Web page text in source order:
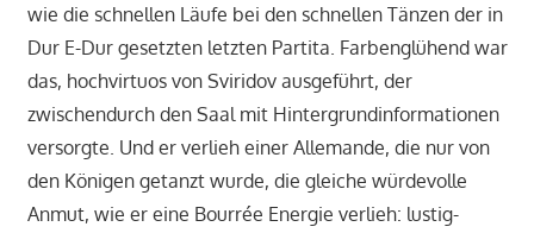
wie die schnellen Läufe bei den schnellen Tänzen der in
Dur E-Dur gesetzten letzten Partita. Farbenglühend war
das, hochvirtuos von Sviridov ausgeführt, der
zwischendurch den Saal mit Hintergrundinformationen
versorgte. Und er verlieh einer Allemande, die nur von
den Königen getanzt wurde, die gleiche würdevolle
Anmut, wie er eine Bourrée Energie verlieh: lustig-